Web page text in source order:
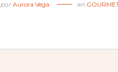
por Aurora Vega en